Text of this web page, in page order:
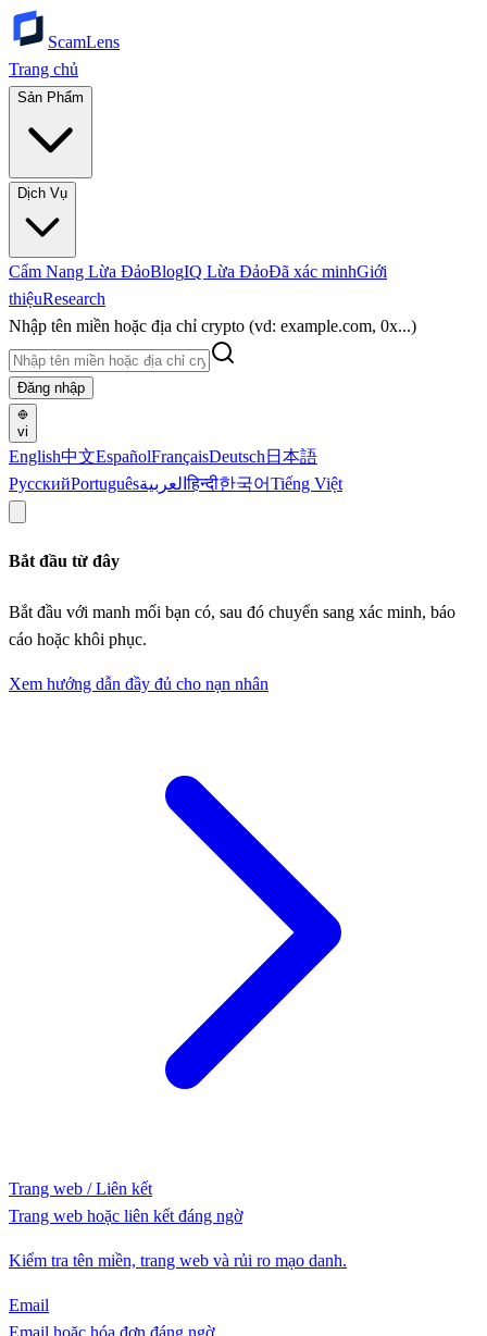
ScamLens
Trang chủ
Sản Phẩm
Dịch Vụ
Cẩm Nang Lừa ĐảoBlogIQ Lừa ĐảoĐã xác minhGiới
thiệuResearch
Nhập tên miền hoặc địa chỉ crypto (vd: example.com, 0x...)
Đăng nhập
vi
English中文EspañolFrançaisDeutsch 日本語
РусскийPortuguêsالعربيةहिन्दी한국어Tiếng Việt
Bắt đầu từ đây
Bắt đầu với manh mối bạn có, sau đó chuyển sang xác minh, báo
cáo hoặc khôi phục.
Xem hướng dẫn đầy đủ cho nạn nhân
Trang web / Liên kết
Trang web hoặc liên kết đáng ngờ
Kiểm tra tên miền, trang web và rủi ro mạo danh.
Email
Email hoặc hóa đơn đáng ngờ